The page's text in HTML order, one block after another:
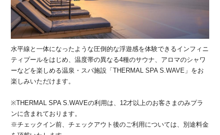
水平線と一体になったような圧倒的な浮遊感を体験できるインフィニ
ティプールをはじめ、温度帯の異なる4種のサウナ、アロマのシャワ
ーなどを楽しめる温泉・スパ施設「THERMAL SPA S.WAVE」をお
楽しみいただけます。
※THERMAL SPA S.WAVEの利用は、12才以上のお客さまのみプラ
ンに含まれております。
※チェックイン前、チェックアウト後のご利用については、別途料金